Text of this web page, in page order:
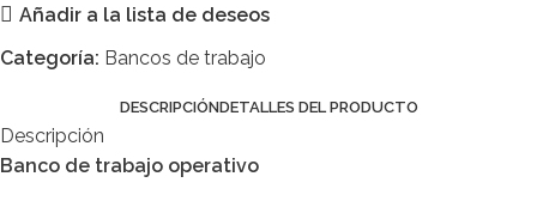
Añadir a la lista de deseos
Categoría: Bancos de trabajo
DESCRIPCIÓNDETALLES DEL PRODUCTO
Descripción
Banco de trabajo operativo